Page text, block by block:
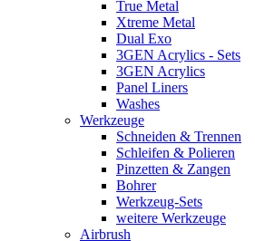
True Metal
Xtreme Metal
Dual Exo
3GEN Acrylics - Sets
3GEN Acrylics
Panel Liners
Washes
Werkzeuge
Schneiden & Trennen
Schleifen & Polieren
Pinzetten & Zangen
Bohrer
Werkzeug-Sets
weitere Werkzeuge
Airbrush